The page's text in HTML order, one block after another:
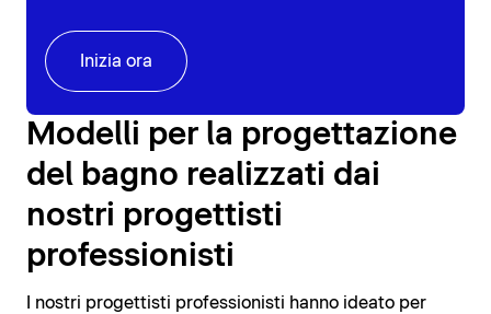
Inizia ora
Modelli per la progettazione
del bagno realizzati dai
nostri progettisti
professionisti
I nostri progettisti professionisti hanno ideato per